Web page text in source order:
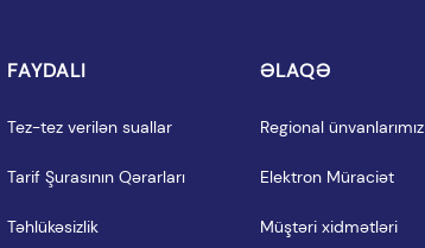
FAYDALI
Tez-tez verilən suallar
Tarif Şurasının Qərarları
Təhlükəsizlik
ƏLAQƏ
Regional ünvanlarımız
Elektron Müraciət
Müştəri xidmətləri